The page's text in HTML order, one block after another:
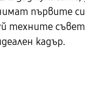
първите
техните
кадър.